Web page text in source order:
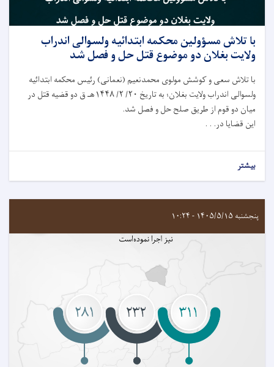
با تلاش مسؤولين محکمه ابتدائیه ولسوالی اندراب
ولايت بغلان دو موضوع قتل حل و فصل شد
با تلاش سعی و کوشش مولوی محمدنعیم (نعمانی) رئیس محکمه ابتدائیه
ولسوالی اندراب ولايت بغلان؛ به تاريخ ۲۰/ ۲/ ۱۴۴۸هـ ق دو قضیه قتل در
میان دو قوم از طریق صلح حل و فصل شد.
این قضایا در. . .
بیشتر
پنجشنبه ۱۴۰۵/۵/۱۵ - ۱۰:۲۴